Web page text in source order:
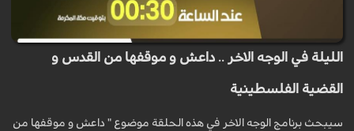
الليلة في الوجه الاخر .. داعش و موقفها من القدس و
القضية الفلسطينية
سيبحث برنامج الوجه الاخر في هذه الحلقة موضوع " داعش و موقفها من